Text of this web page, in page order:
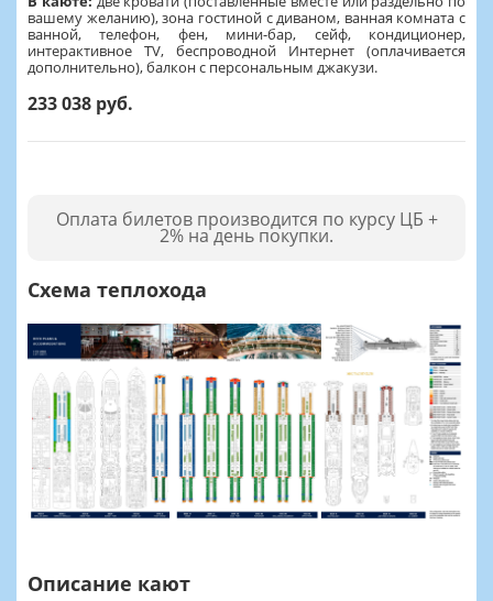
вашему желанию), зона гостиной с диваном, ванная комната с
ванной, телефон, фен, мини-бар, сейф, кондиционер,
интерактивное TV, беспроводной Интернет (оплачивается
дополнительно), балкон с персональным джакузи.
233 038 руб.
Оплата билетов производится по курсу ЦБ +
2% на день покупки.
Схема теплохода
Описание кают